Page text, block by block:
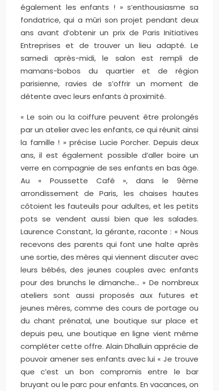
également les enfants ! » s’enthousiasme sa
fondatrice, qui a mûri son projet pendant deux
ans avant d’obtenir un prix de Paris Initiatives
Entreprises et de trouver un lieu adapté. Le
samedi après-midi, le salon est rempli de
mamans-bobos du quartier et de région
parisienne, ravies de s’offrir un moment de
détente avec leurs enfants à proximité.
« Le soin ou la coiffure peuvent être prolongés
par un atelier avec les enfants, ce qui réunit ainsi
la famille ! » précise Lucie Porcher. Depuis deux
ans, il est également possible d’aller boire un
verre en compagnie de ses enfants en bas âge.
Au « Poussette Café », dans le 9ème
arrondissement de Paris, les chaises hautes
côtoient les fauteuils pour adultes, et les petits
pots se vendent aussi bien que les salades.
Laurence Constant, la gérante, raconte : « Nous
recevons des parents qui font une halte après
une sortie, des mères qui viennent discuter avec
leurs bébés, des jeunes couples avec enfants
pour des brunchs le dimanche… » De nombreux
ateliers sont aussi proposés aux futures et
jeunes mères, comme des cours de portage ou
du chant prénatal, une boutique sur place et
depuis peu, une boutique en ligne vient même
compléter cette offre. Alain Dhalluin apprécie de
pouvoir amener ses enfants avec lui « Je trouve
que c’est un bon compromis entre le bar
bruyant ou le parc pour enfants. En vacances, on